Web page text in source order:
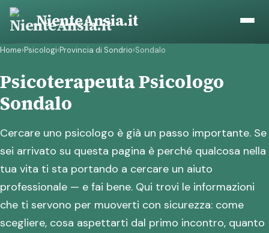
Vai
contenuto
NienteAnsia.it
Home›Psicologi›Provincia di Sondrio›Sondalo
Psicoterapeuta Psicologo
Sondalo
Cercare uno psicologo è già un passo importante. Se
sei arrivato su questa pagina è perché qualcosa nella
tua vita ti sta portando a cercare un aiuto
professionale — e fai bene. Qui trovi le informazioni
che ti servono per muoverti con sicurezza: come
scegliere, cosa aspettarti dal primo incontro, quanto